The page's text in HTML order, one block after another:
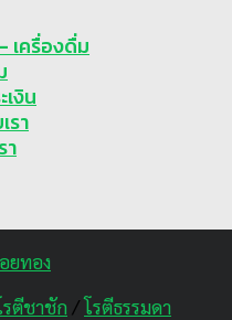
เครื่องดื่ม
เงิน
รา
า
รตีชาชัก /โรตีธรรมดา